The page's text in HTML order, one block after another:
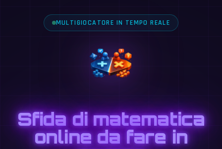
MULTIGIOCATORE IN TEMPO REALE
Sfida di matematica
online da fare in